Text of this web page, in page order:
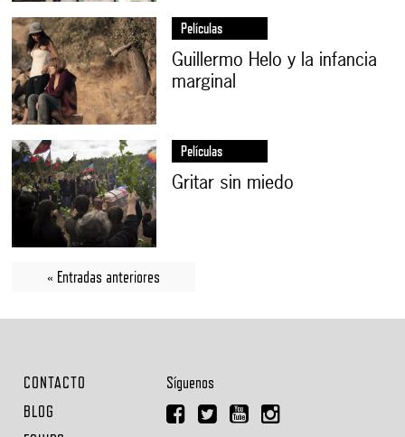
Películas
Guillermo Helo y la infancia
marginal
Películas
Gritar sin miedo
« Entradas anteriores
CONTACTO
BLOG
Síguenos